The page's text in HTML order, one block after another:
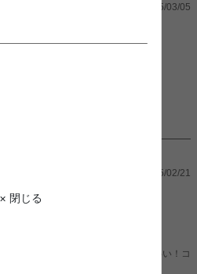
× 閉じる
2025/03/05
）
ふか！
ペースがあって最高です！！
2025/02/21
せてレイアウトを変えられるのがいい！コ
クライニング機能付きで快適です。